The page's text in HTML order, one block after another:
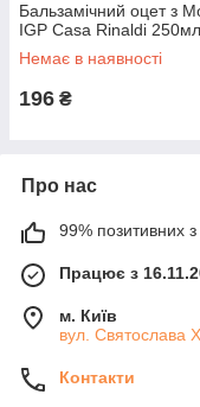
Бальзамічний оцет з
IGP Casa Rinaldi 250мл
Немає в наявності
196 ₴
Про нас
99% позитивних з
Працює з
м. Київ
вул. Святослава
Контакти